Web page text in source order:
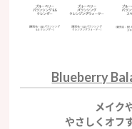
Blueberry
メイク
やさしくオフ